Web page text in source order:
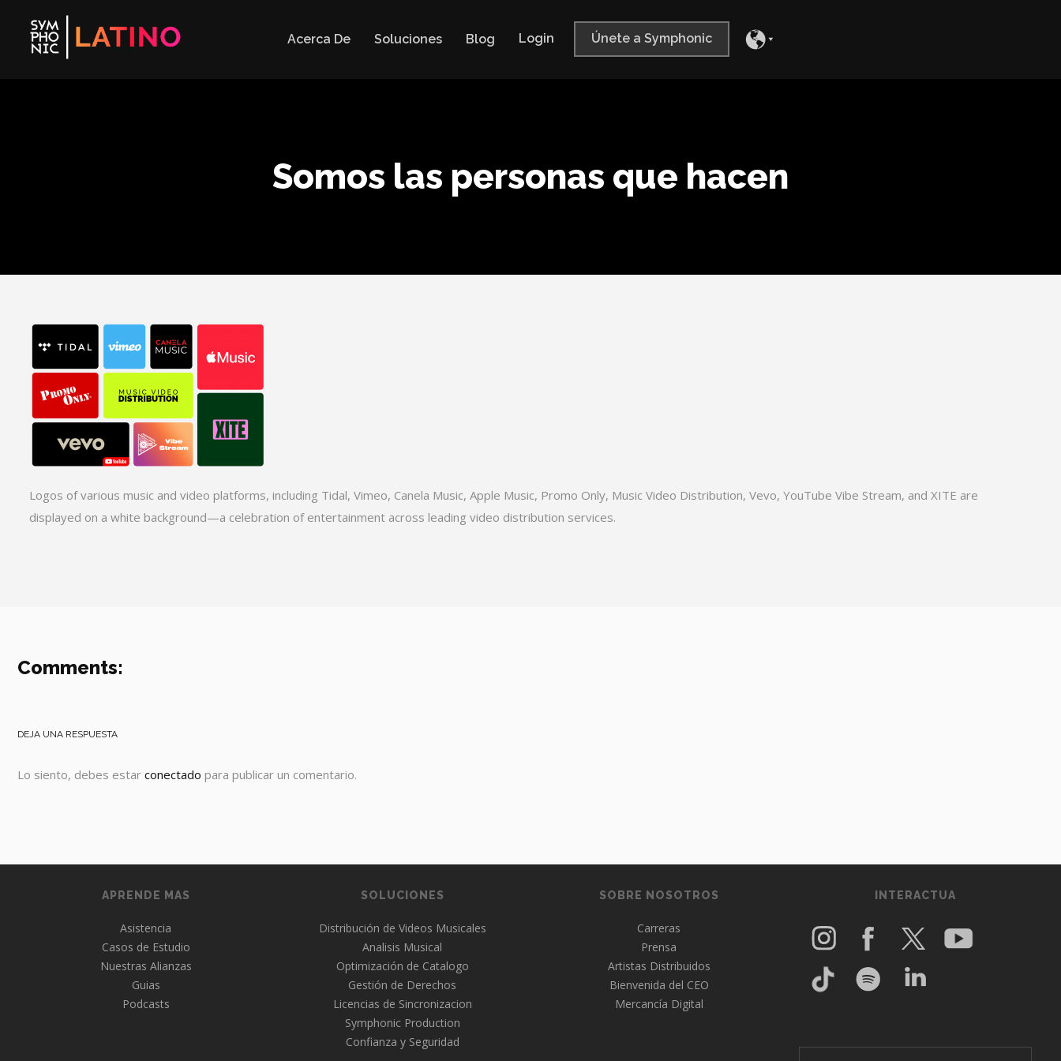
Acerca De Soluciones Blog Login Únete a Symphonic
Somos las personas que hacen
Logos of various music and video platforms, including Tidal, Vimeo, Canela Music, Apple Music, Promo Only, Music Video Distribution, Vevo, YouTube Vibe Stream, and XITE are
displayed on a white background—a celebration of entertainment across leading video distribution services.
Comments:
DEJA UNA RESPUESTA
Lo siento, debes estar conectado para publicar un comentario.
APRENDE MAS
Asistencia
Casos de Estudio
Nuestras Alianzas
Guias
Podcasts
SOLUCIONES
Distribución de Videos Musicales
Analisis Musical
Optimización de Catalogo
Gestión de Derechos
Licencias de Sincronizacion
Symphonic Production
Confianza y Seguridad
SOBRE NOSOTROS
Carreras
Prensa
Artistas Distribuidos
Bienvenida del CEO
Mercancía Digital
INTERACTUA